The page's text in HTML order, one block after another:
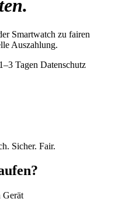
Smartwatch zu fairen
Auszahlung.
Tagen Datenschutz
Sicher. Fair.
Gerät